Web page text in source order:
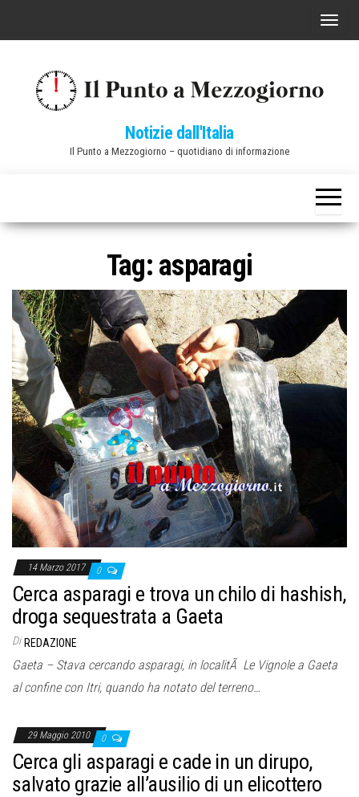
C
a
v
a
z
i
o
n
Notizie dall'Italia
Il Punto a Mezzogiorno – quotidiano di informazione
Tag: asparagi
14 Marzo 2017 0
Cerca asparagi e trova un chilo di hashish,
droga sequestrata a Gaeta
Di REDAZIONE
Gaeta – Stava cercando asparagi, in localitÃ Le Vignole a Gaeta
al confine con Itri, quando ha notato del terreno…
29 Maggio 2010 0
Cerca gli asparagi e cade in un dirupo,
salvato grazie all’ausilio di un elicottero